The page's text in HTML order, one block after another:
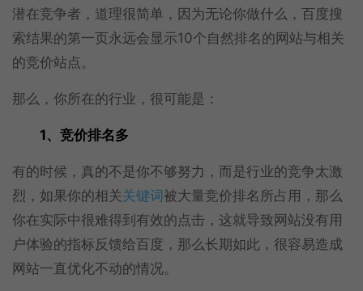
潜在竞争者，道理很简单，因为无论你做什么，百度搜
索结果的第一页永远会显示10个自然排名的网站与相关
的竞价站点。
那么，你所在的行业，很可能是：
1、竞价排名多
有的时候，真的不是你不够努力，而是行业的竞争太激
烈，如果你的相关关键词被大量竞价排名所占用，那么
你在实际中很难得到有效的点击，这就导致网站没有用
户体验的指标反馈给百度，那么长期如此，很容易造成
网站一直优化不动的情况。